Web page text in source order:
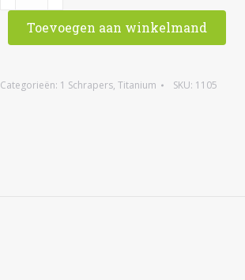
Guasha
schraper,
aantal
Toevoegen aan winkelmand
Categorieën: 1 Schrapers, Titanium SKU: 1105